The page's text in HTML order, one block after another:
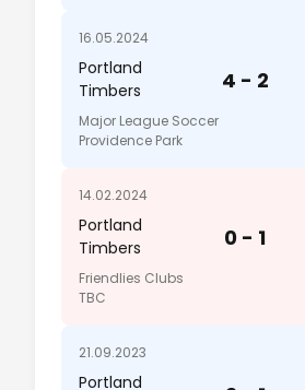
16.05.2024
Portland
Timbers
4 - 2
Major League Soccer
Providence Park
14.02.2024
Portland
Timbers
0 - 1
Friendlies Clubs
TBC
21.09.2023
Portland